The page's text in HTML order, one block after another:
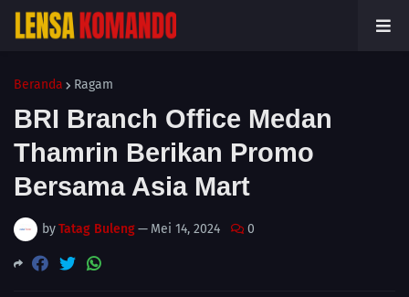
Beranda Ragam
BRI Branch Office Medan
Thamrin Berikan Promo
Bersama Asia Mart
byTatag Buleng— Mei 14, 2024 0